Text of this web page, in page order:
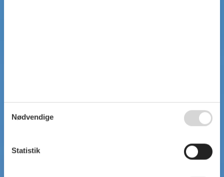
Nødvendige
Statistik